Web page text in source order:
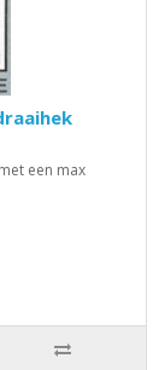
een max